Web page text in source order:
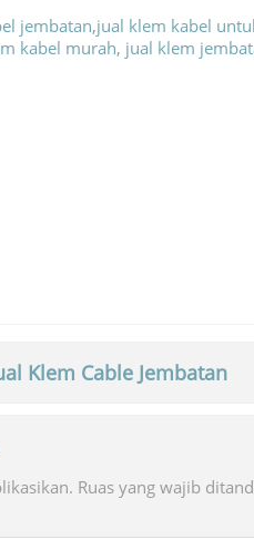
Klem Cable Jembatan
Ruas yang wajib